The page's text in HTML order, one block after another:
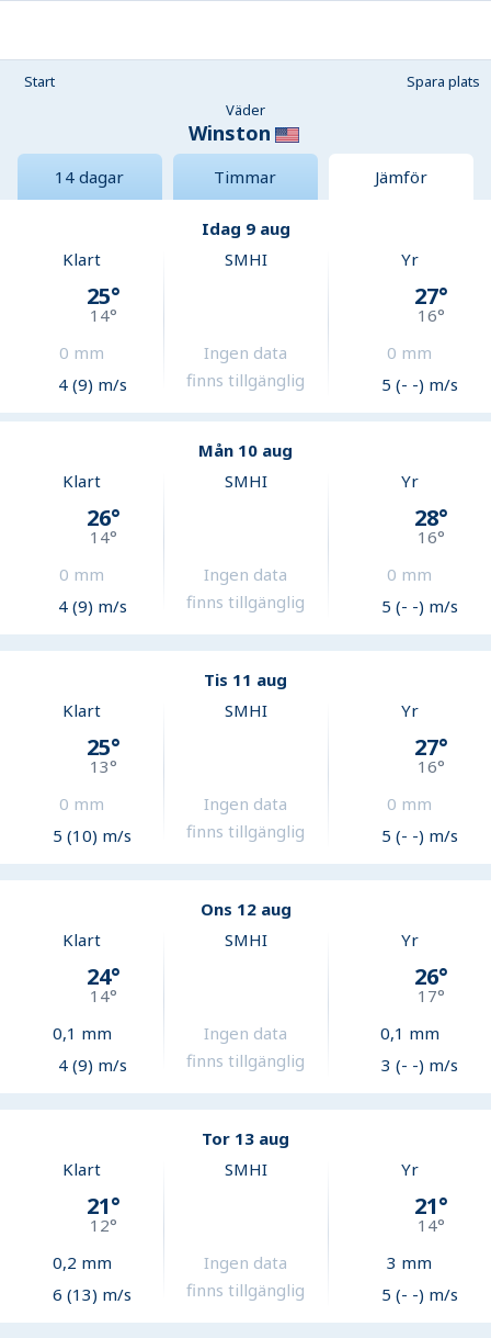
Start
Spara plats
Väder
Winston
14 dagar Timmar Jämför
Idag 9 aug
Klart
25°
14°
0 mm
4 (9) m/s
SMHI
Ingen data
finns tillgänglig
Yr
27°
16°
0 mm
5 (- -) m/s
Mån 10 aug
Klart
26°
14°
0 mm
4 (9) m/s
SMHI
Ingen data
finns tillgänglig
Yr
28°
16°
0 mm
5 (- -) m/s
Tis 11 aug
Klart
25°
13°
0 mm
5 (10) m/s
SMHI
Ingen data
finns tillgänglig
Yr
27°
16°
0 mm
5 (- -) m/s
Ons 12 aug
Klart
24°
14°
0,1 mm
4 (9) m/s
SMHI
Ingen data
finns tillgänglig
Yr
26°
17°
0,1 mm
3 (- -) m/s
Tor 13 aug
Klart
21°
12°
0,2 mm
6 (13) m/s
SMHI
Ingen data
finns tillgänglig
Yr
21°
14°
3 mm
5 (- -) m/s